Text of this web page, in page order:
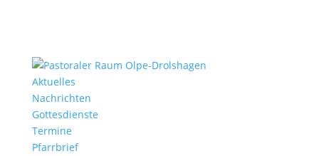
Aktu­elles
Nach­richten
Gottes­dienste
Termine
Pfarr­brief